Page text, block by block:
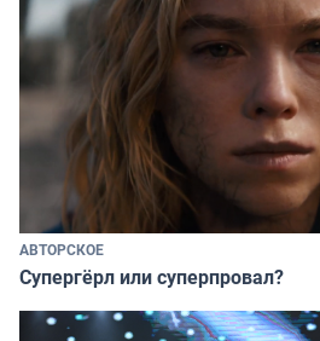
АВТОРСКОЕ
Супергёрл или суперпровал?